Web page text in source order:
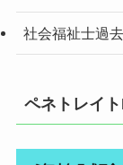
社会福祉士過
ペネトレイ